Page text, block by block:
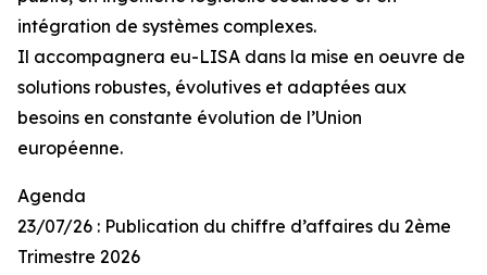
intégration de systèmes complexes.
Il accompagnera eu-LISA dans la mise en oeuvre de
solutions robustes, évolutives et adaptées aux
besoins en constante évolution de l’Union
européenne.
Agenda
23/07/26 : Publication du chiffre d’affaires du 2ème
Trimestre 2026